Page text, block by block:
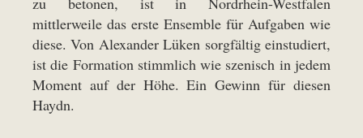
mittlerweile das erste Ensemble für Aufgaben wie
diese. Von Alexander Lüken sorgfältig einstudiert,
ist die Formation stimmlich wie szenisch in jedem
Moment auf der Höhe. Ein Gewinn für diesen
Haydn.